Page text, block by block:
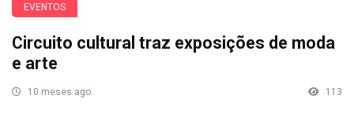
EVENTOS
Circuito cultural traz exposições de moda
e arte
10 meses ago 113